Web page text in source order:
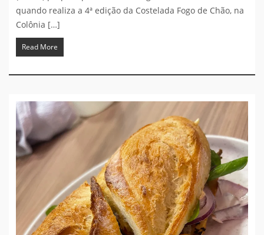
quando realiza a 4ª edição da Costelada Fogo de Chão, na
Colônia […]
Read More